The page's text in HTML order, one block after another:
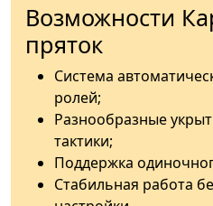
Возможности
пряток
Система
ролей;
Разнообразные
тактики;
Поддержка
Стабильная работа